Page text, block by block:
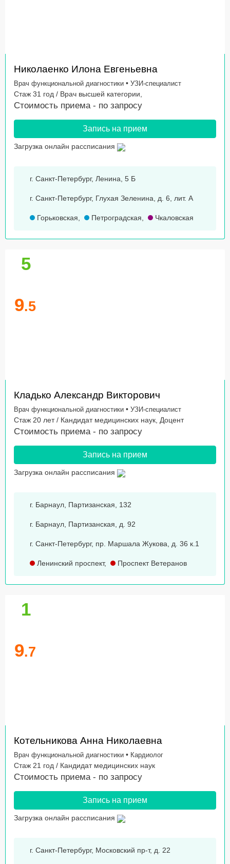
Николаенко Илона Евгеньевна
Врач функциональной диагностики • УЗИ-специалист
Стаж 31 год / Врач высшей категории,
Стоимость приема - по запросу
Запись на прием
Загрузка онлайн рассписания
г. Санкт-Петербург, Ленина, 5 Б
г. Санкт-Петербург, Глухая Зеленина, д. 6, лит. А
Горьковская, Петроградская, Чкаловская
5
9.5
Кладько Александр Викторович
Врач функциональной диагностики • УЗИ-специалист
Стаж 20 лет / Кандидат медицинских наук, Доцент
Стоимость приема - по запросу
Запись на прием
Загрузка онлайн рассписания
г. Барнаул, Партизанская, 132
г. Барнаул, Партизанская, д. 92
г. Санкт-Петербург, пр. Маршала Жукова, д. 36 к.1
Ленинский проспект, Проспект Ветеранов
1
9.7
Котельникова Анна Николаевна
Врач функциональной диагностики • Кардиолог
Стаж 21 год / Кандидат медицинских наук
Стоимость приема - по запросу
Запись на прием
Загрузка онлайн рассписания
г. Санкт-Петербург, Московский пр-т, д. 22